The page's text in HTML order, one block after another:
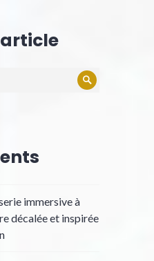
Rechercher
immersive à
décalée et inspirée